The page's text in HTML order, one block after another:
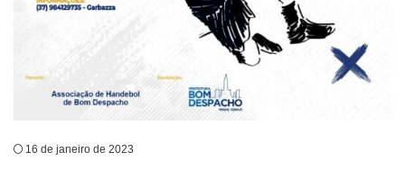
16 de janeiro de 2023